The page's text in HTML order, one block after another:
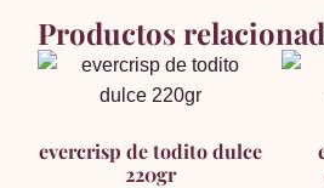
Productos
evercrisp de todito dulce
220gr